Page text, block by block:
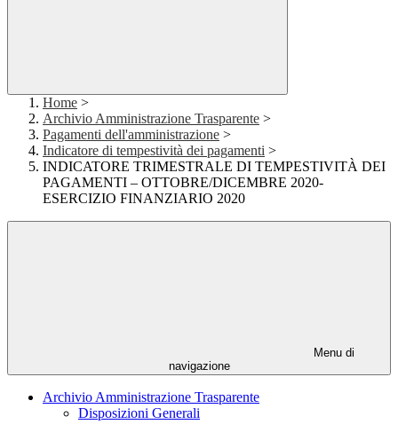
Home >
Archivio Amministrazione Trasparente >
Pagamenti dell'amministrazione >
Indicatore di tempestività dei pagamenti >
INDICATORE TRIMESTRALE DI TEMPESTIVITÀ DEI
PAGAMENTI – OTTOBRE/DICEMBRE 2020-
ESERCIZIO FINANZIARIO 2020
Menu di
navigazione
Archivio Amministrazione Trasparente
Disposizioni Generali